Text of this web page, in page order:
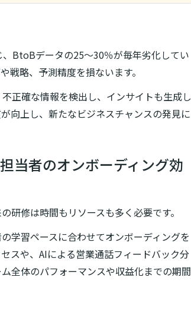
BtoBデータの25～30％が毎年劣化してい
戦略、予測精度を損ないます。
正確な情報を検出し、インサイトも生成し
向上し、新たなビジネスチャンスの発見に
当者のオンボーディング効
研修は時間もリソースも多く必要です。
学習ペースに合わせてオンボーディングを
スや、AIによる営業通話フィードバック分
全体のパフォーマンスや収益化までの期間